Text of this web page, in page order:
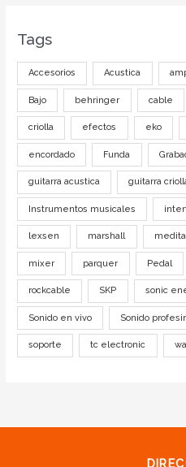
Tags
Accesorios Acustica
Bajo behringer cable
criolla efectos eko
encordado Funda
guitarra acustica guitarra
Instrumentos musicales
lexsen marshall
mixer parquer Pedal
rockcable SKP sonic
Sonido en vivo Sonido
soporte tc electronic